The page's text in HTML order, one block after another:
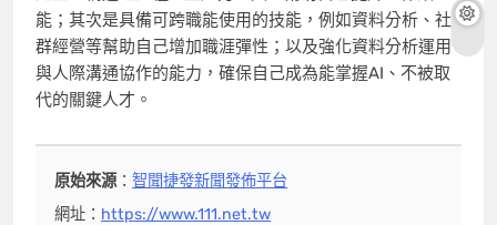
能；其次是具備可跨職能使用的技能，例如資料分析、社
群經營等幫助自己增加職涯彈性；以及強化資料分析運用
與人際溝通協作的能力，確保自己成為能掌握AI、不被取
代的關鍵人才。
原始來源：智聞捷發新聞發佈平台
網址： https://www.111.net.tw